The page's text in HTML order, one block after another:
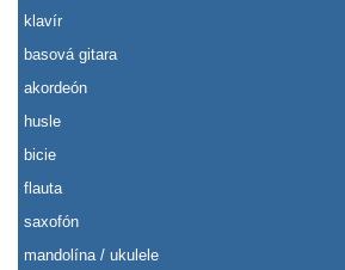
klavír
basová gitara
akordeón
husle
bicie
flauta
saxofón
mandolína / ukulele